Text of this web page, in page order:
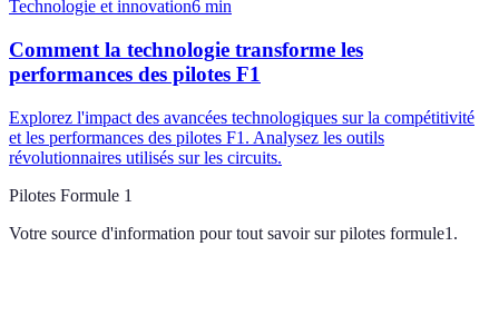
Technologie et innovation6 min
Comment la technologie transforme les
performances des pilotes F1
Explorez l'impact des avancées technologiques sur la compétitivité
et les performances des pilotes F1. Analysez les outils
révolutionnaires utilisés sur les circuits.
Pilotes Formule 1
Votre source d'information pour tout savoir sur pilotes formule1 .